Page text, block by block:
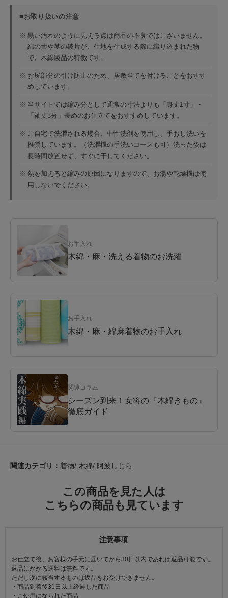
■お取り扱いの注意
※ 黒い汚れのように見える点は商品の不良ではございません。
綿の葉や茎の破片が、生地を生成する際に織り込まれた物
で、木綿製品の特徴です。
※ お尻部分の引け防止のため、居敷当てを付けることをおすす
めしています。
※ 当サイトでは縮み分として通常の寸法よりも「身丈1寸」・
「袖丈3分」長めのお仕立てをおすすめしています。
※ ご自宅で洗濯される場合、中性洗剤を使用し、手おし洗いを
推奨しています。（洗濯機の手洗いコースも可）洗った後は
長時間放置せず、すぐに干してください。
※ 熱を加えると縮みの原因になりますので、お湯や乾燥機は使
用しないでください。
お手入れ
木綿・麻・洗える着物のお洗濯
お手入れ
木綿・麻・綿麻着物のお手入れ
関連コラム
シーズン到来！女将の『木綿きもの』
徹底ガイド
関連カテゴリ： 着物/ 木綿/ 阿波しじら
この商品を見た人は
こちらの商品も見ています
注意事項
お仕立て後、お客様の手元に届いてから30日以内であれば返品可能です。
返品にかかる送料は無料です。
ただし次に該当するものは返品をお受けできません。
・商品到着後31日以上経過した商品
・ご使用になられた商品